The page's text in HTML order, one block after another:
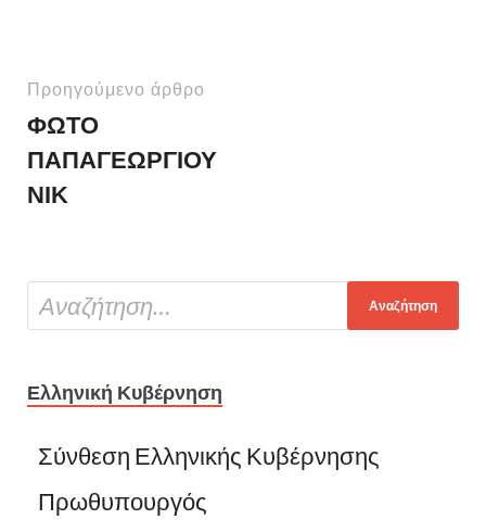
Προηγούμενο άρθρο
ΦΩΤΟ
ΠΑΠΑΓΕΩΡΓΙΟΥ
ΝΙΚ
Ελληνική Κυβέρνηση
Σύνθεση Ελληνικής Κυβέρνησης
Πρωθυπουργός